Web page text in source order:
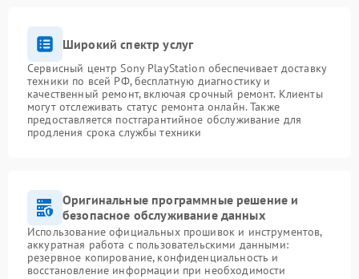
Широкий спектр услуг
Сервисный центр Sony PlayStation обеспечивает доставку
техники по всей РФ, бесплатную диагностику и
качественный ремонт, включая срочный ремонт. Клиенты
могут отслеживать статус ремонта онлайн. Также
предоставляется постгарантийное обслуживание для
продления срока службы техники
Оригинальные программные решение и
безопасное обслуживание данных
Использование официальных прошивок и инструментов,
аккуратная работа с пользовательскими данными:
резервное копирование, конфиденциальность и
восстановление информации при необходимости